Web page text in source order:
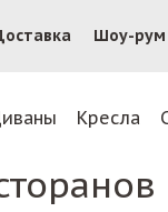
Шоу-рум
Кресла